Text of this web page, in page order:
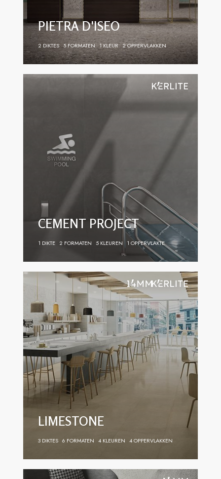
PIETRA D'ISEO
2 DIKTES 5 FORMATEN 1 KLEUR 2 OPPERVLAKKEN
CEMENT PROJECT
1 DIKTE 2 FORMATEN 5 KLEUREN 1 OPPERVLAKTE
LIMESTONE
3 DIKTES 6 FORMATEN 4 KLEUREN 4 OPPERVLAKKEN